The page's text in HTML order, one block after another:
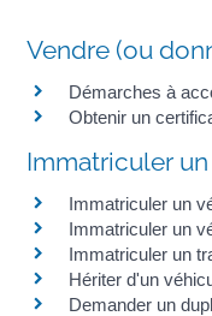
Vendre (ou
Démarches à
Obtenir un
Immatriculer
Immatriculer un
Immatriculer un
Immatriculer un
Hériter d'un
Demander un